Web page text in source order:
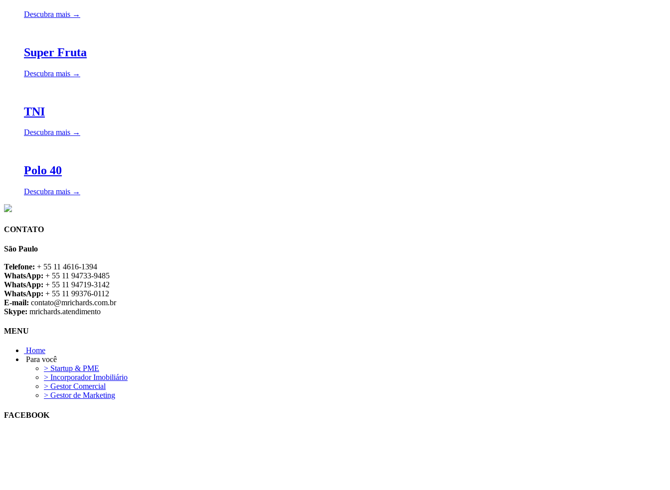
Descubra mais →
Super Fruta
Descubra mais →
TNI
Descubra mais →
Polo 40
Descubra mais →
CONTATO
São Paulo
Telefone: + 55 11 4616-1394
WhatsApp: + 55 11 94733-9485
WhatsApp: + 55 11 94719-3142
WhatsApp: + 55 11 99376-0112
E-mail: contato@mrichards.com.br
Skype: mrichards.atendimento
MENU
Home
Para você
> Startup & PME
> Incorporador Imobiliário
> Gestor Comercial
> Gestor de Marketing
FACEBOOK